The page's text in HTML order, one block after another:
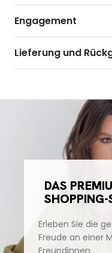
Engagement
Lieferung und
DAS
SHOPPING-
Erleben Sie die
Freude an einer